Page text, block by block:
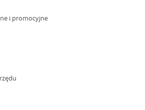
i promocyjne